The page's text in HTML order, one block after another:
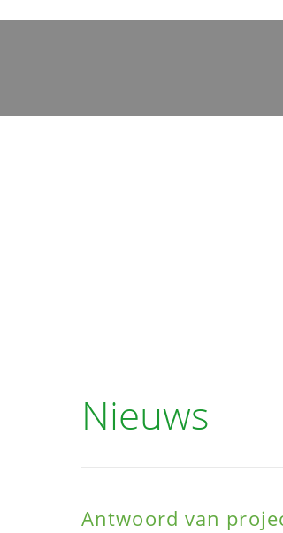
Nieuws
Antwoord van